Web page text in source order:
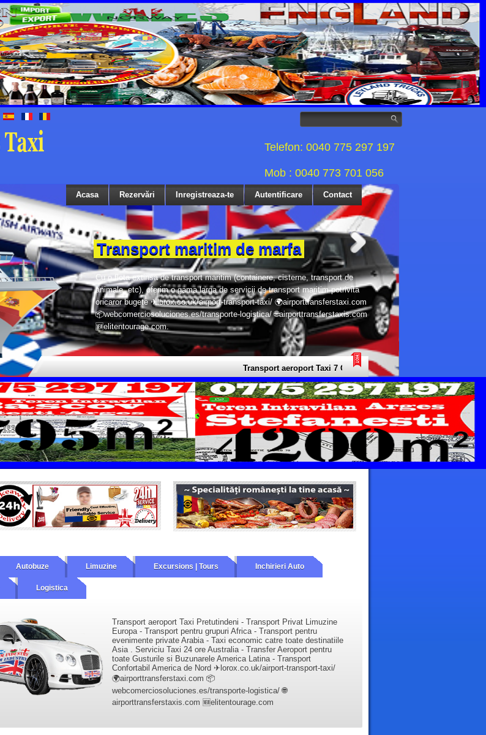
Telefon: 0040 775 297 197
Mob : 0040 773 701 056
Transport maritim de marfa
Cu o flota extinsa de transport maritim (containere, cisterne, transport de
animale, etc), oferim o gama larga de servicii de transport maritim potrivita
oricaror bugete ✈lorox.co.uk/airport-transport-taxi/ 🌍airporttransferstaxi.com
📦webcomerciosoluciones.es/transporte-logistica/ 🌐airporttransferstaxis.com
🆕elitentourage.com.
Transport aeroport Taxi 7 Continente - Transport Privat Limuzine
Acasa Rezervări Inregistreaza-te Autentificare Contact
Autobuze Limuzine Excursions | Tours Inchirieri Auto
Logistica
Transport aeroport Taxi Pretutindeni - Transport Privat Limuzine
Europa - Transport pentru grupuri Africa - Transport pentru
evenimente private Arabia - Taxi economic catre toate destinatiile
Asia . Serviciu Taxi 24 ore Australia - Transfer Aeroport pentru
toate Gusturile si Buzunarele America Latina - Transport
Confortabil America de Nord ✈lorox.co.uk/airport-transport-taxi/
🌍airporttransferstaxi.com 📦
webcomerciosoluciones.es/transporte-logistica/ 🌐
airporttransferstaxis.com 🆕elitentourage.com